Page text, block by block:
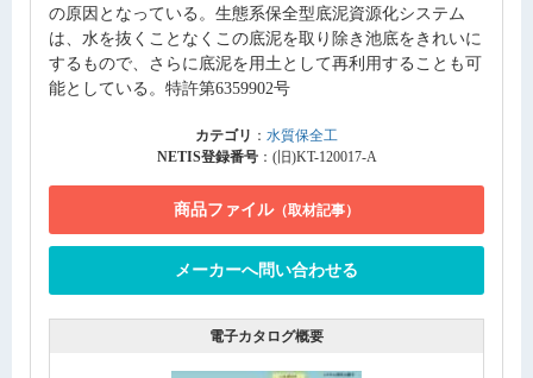
の原因となっている。生態系保全型底泥資源化システム
は、水を抜くことなくこの底泥を取り除き池底をきれいに
するもので、さらに底泥を用土として再利用することも可
能としている。特許第6359902号
カテゴリ ： 水質保全工
NETIS登録番号：(旧)KT-120017-A
商品ファイル（取材記事）
メーカーへ問い合わせる
電子カタログ概要